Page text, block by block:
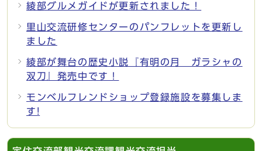
綾部グルメガイドが更新されました！
里山交流研修センターのパンフレットを更新し
ました
綾部が舞台の歴史小説『有明の月 ガラシャの
双刀』発売中です！
モンベルフレンドショップ登録施設を募集しま
す!